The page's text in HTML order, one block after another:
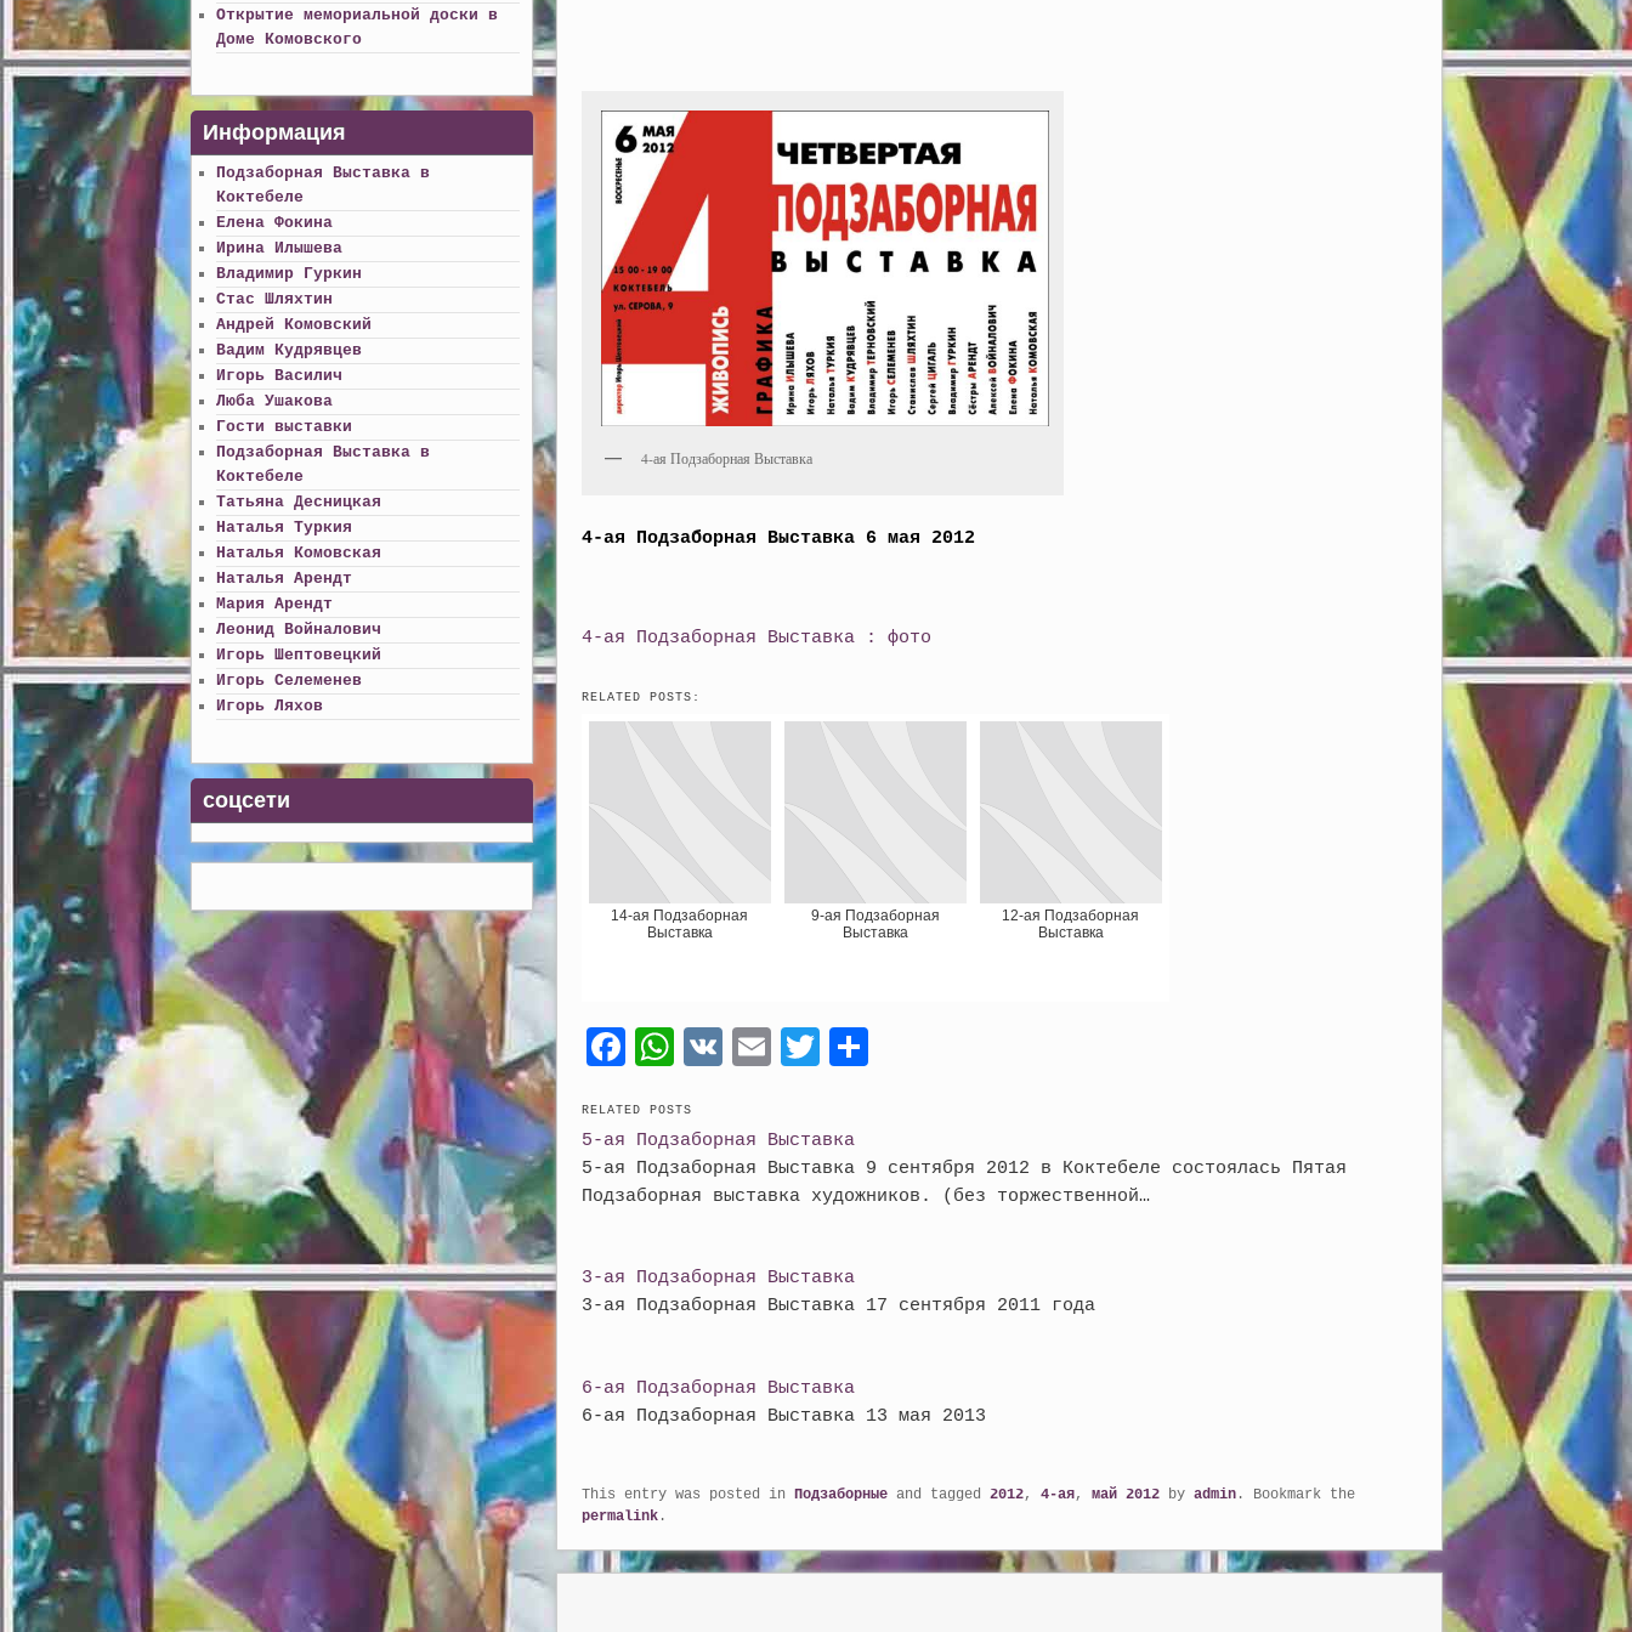
4-ая Подзаборная Выставка
4-ая Подзаборная Выставка 6 мая 2012
4-ая Подзаборная Выставка : фото
RELATED POSTS:
14-ая Подзаборная
Выставка
9-ая Подзаборная
Выставка
12-ая Подзаборная
Выставка
F
c
e
b
o
k
W
a
t
s
p
p
V E
a
i
l
T
i
t
t
r
О
р
а
т
RELATED POSTS
5-ая Подзаборная Выставка
5-ая Подзаборная Выставка 9 сентября 2012 в Коктебеле состоялась Пятая
Подзаборная выставка художников. (без торжественной…
3-ая Подзаборная Выставка
3-ая Подзаборная Выставка 17 сентября 2011 года
6-ая Подзаборная Выставка
6-ая Подзаборная Выставка 13 мая 2013
This entry was posted in Подзаборныеand tagged 2012, 4-ая, май 2012by admin. Bookmark the
permalink.
Открытие мемориальной доски в
Доме Комовского
Информация
Подзаборная Выставка в
Коктебеле
Елена Фокина
Ирина Илышева
Владимир Гуркин
Стас Шляхтин
Андрей Комовский
Вадим Кудрявцев
Игорь Василич
Люба Ушакова
Гости выставки
Подзаборная Выставка в
Коктебеле
Татьяна Десницкая
Наталья Туркия
Наталья Комовская
Наталья Арендт
Мария Арендт
Леонид Войналович
Игорь Шептовецкий
Игорь Селеменев
Игорь Ляхов
соцсети